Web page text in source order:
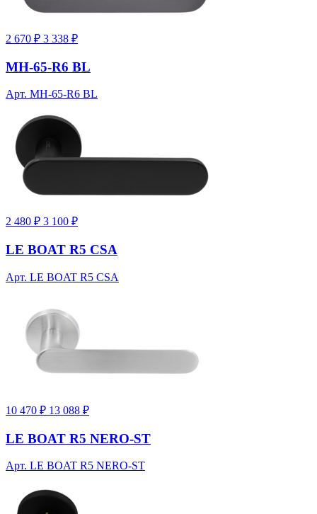
2 670 ₽ 3 338 ₽
MH-65-R6 BL
Арт. MH-65-R6 BL
2 480 ₽ 3 100 ₽
LE BOAT R5 CSA
Арт. LE BOAT R5 CSA
10 470 ₽ 13 088 ₽
LE BOAT R5 NERO-ST
Арт. LE BOAT R5 NERO-ST